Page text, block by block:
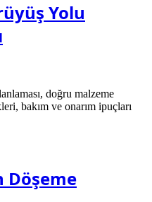
Yolu
doğru malzeme
bakım ve onarım ipuçları
Döşeme